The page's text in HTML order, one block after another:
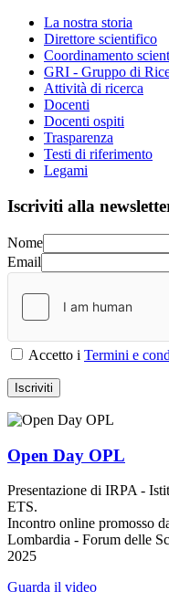
La nostra storia
Direttore scientifico
Coordinamento
GRI - Gruppo di
Attività di ricerca
Docenti
Docenti ospiti
Trasparenza
Testi di riferimento
Legami
Iscriviti alla
Nome
Email
Accetto i Termini e
Iscriviti
Open Day OPL
Presentazione di IRPA -
ETS.
Incontro online promosso
Lombardia - Forum delle
2025
Guarda il video